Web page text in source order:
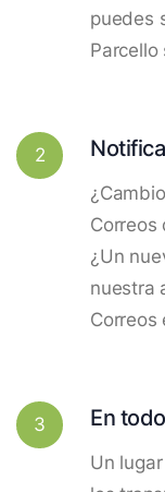
puedes
Parcello
2
Correos
¿Un
nuestra
Correos
3 En
Un